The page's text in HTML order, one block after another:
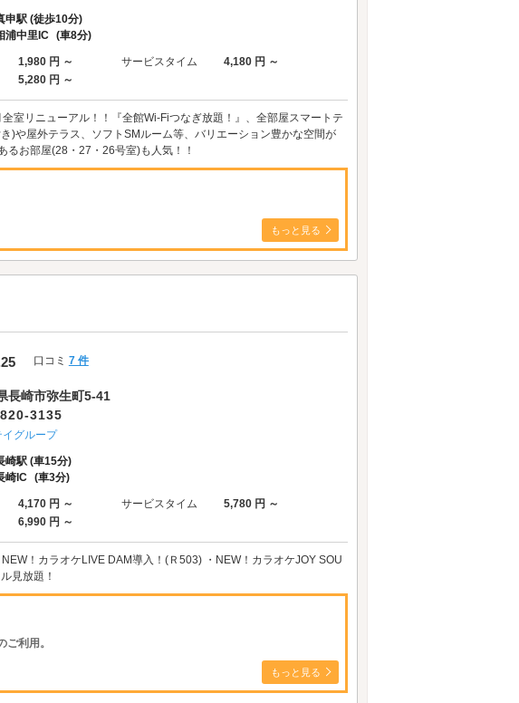
申駅 (徒歩10分)
浦中里IC (車8分)
1,980 円 ～ サービスタイム
4,180 円 ～
5,280 円 ～
室リニューアル！！『全館Wi-Fiつなぎ放題！』、全部屋スマートテ
)や屋外テラス、ソフトSMルーム等、バリエーション豊かな空間が
るお部屋(28・27・26号室)も人気！！
もっと見る
星のうち4
口コミ 7 件
長崎市弥生町5-41
3135
イグループ
崎駅 (車15分)
崎IC (車3分)
4,170 円 ～ サービスタイム
5,780 円 ～
6,990 円 ～
！カラオケLIVE DAM導入！(Ｒ503) ・NEW！カラオケJOY SOU
見放題！
利用。
もっと見る